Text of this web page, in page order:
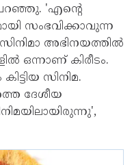
'എന്റെ
സംഭവിക്കാവുന്ന
അഭിനയത്തിൽ
ഒന്നാണ് കിരീടം.
സിനിമ.
ദേശീയ